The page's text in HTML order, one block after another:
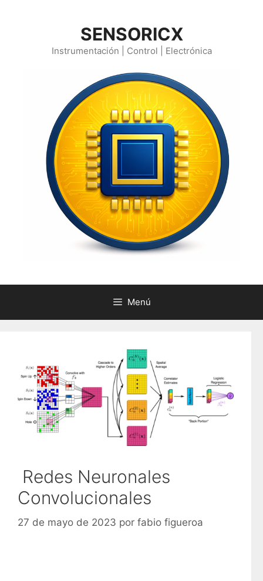
SENSORICX
Instrumentación | Control | Electrónica
Menú
Redes Neuronales
Convolucionales
27 de mayo de 2023 por fabio figueroa